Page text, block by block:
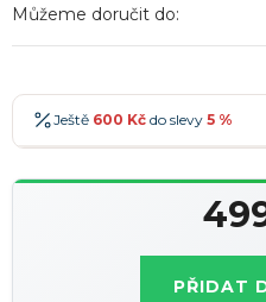
Můžeme doručit do:
Ještě 600 Kč do slevy 5 %
PŘIDAT